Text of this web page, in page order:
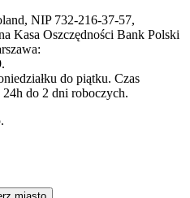
NIP 732-216-37-57,
Kasa Oszczędności Bank Polski
do piątku. Czas
do 2 dni roboczych.